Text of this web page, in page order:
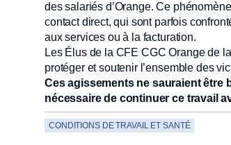
des salariés d’Orange. Ce
contact direct, qui sont parfois
aux services ou à la facturation.
Les Élus de la CFE CGC Orange de
protéger et soutenir l’ensemble des
Ces agissements ne sauraient être
nécessaire de continuer ce travail
CONDITIONS DE TRAVAIL ET SANTÉ